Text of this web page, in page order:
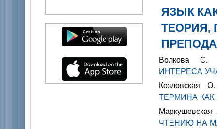
ЯЗЫК
ТЕОРИЯ,
Волкова
ИНТЕРЕСА
ТЕРМИНА
ЧТЕНИЮ НА